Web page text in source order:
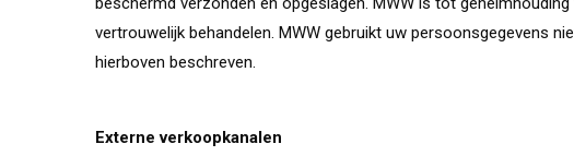
vertrouwelijk behandelen. MWW gebruikt uw persoonsgegevens
hierboven beschreven.
Externe verkoopkanalen